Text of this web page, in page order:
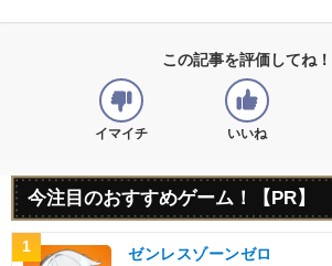
この記事を評価してね！
イマイチ いいね
今注目のおすすめゲーム！【PR】
1 ゼンレスゾーンゼロ